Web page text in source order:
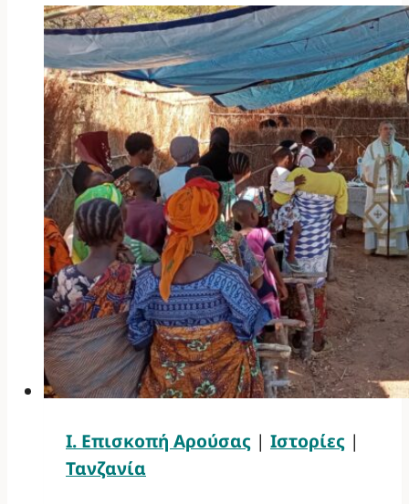
Ι. Επισκοπή Αρούσας | Ιστορίες |
Τανζανία